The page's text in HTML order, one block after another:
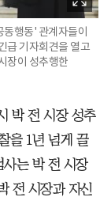
동행동' 관계자들이
급 기자회견을 열고
장이 성추행한
박 전 시장 성추
을 1년 넘게 끌
는 박 전 시장
전 시장과 자신